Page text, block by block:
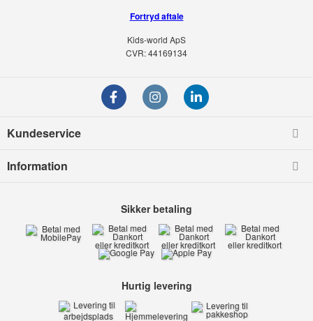
Fortryd aftale
Kids-world ApS
CVR: 44169134
Kundeservice
Information
Sikker betaling
Hurtig levering